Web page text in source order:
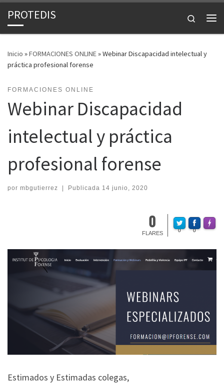
Saltar al contenido
PROTEDIS
Search
Inicio »FORMACIONES ONLINE»Webinar Discapacidad intelectual y
práctica profesional forense
FORMACIONES ONLINE
Webinar Discapacidad
intelectual y práctica
profesional forense
por mbgutierrez | Publicada 14 junio, 2020
0
FLARES 0 0
Made
Estimados y Estimadas colegas,